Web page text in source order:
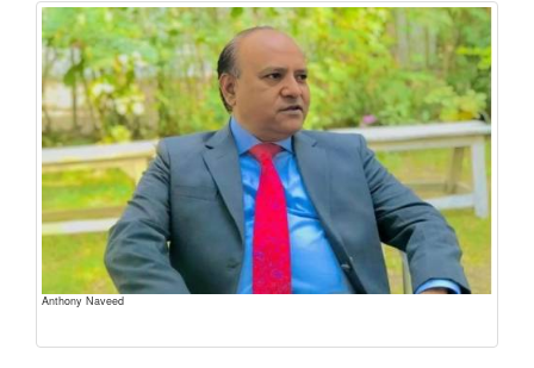
Anthony Naveed